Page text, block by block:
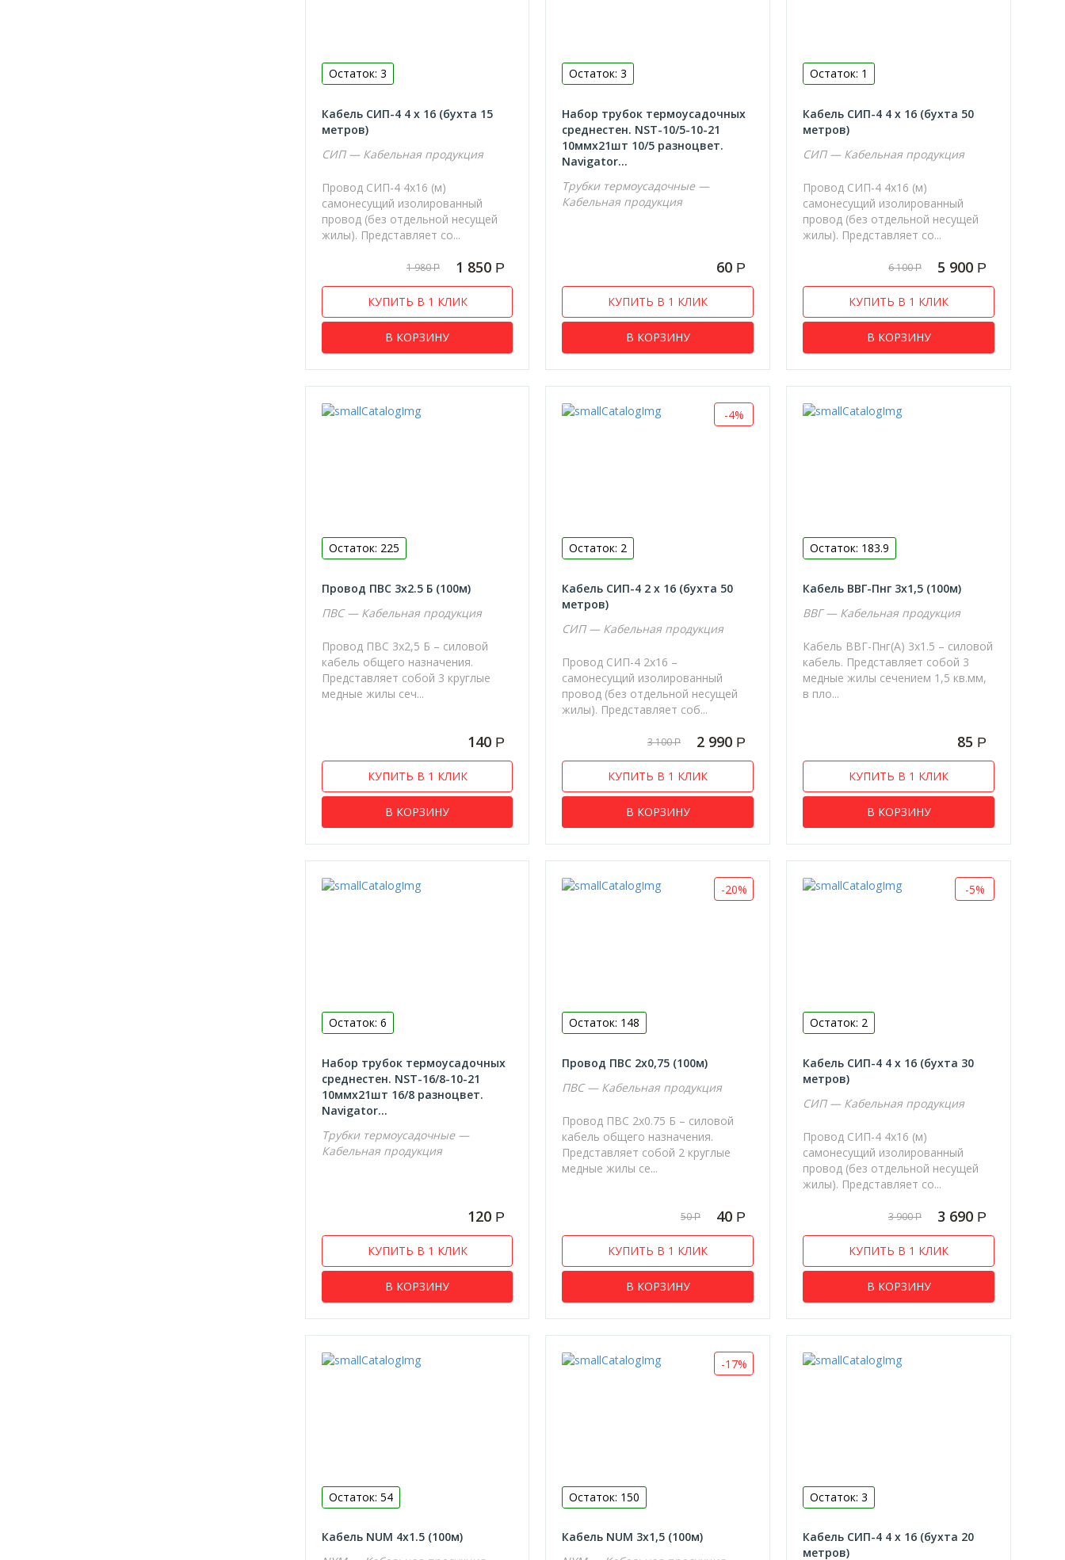
Остаток: 3
Кабель СИП-4 4 х 16 (бухта 15
метров)
СИП — Кабельная продукция
Провод СИП-4 4х16 (м)
самонесущий изолированный
провод (без отдельной несущей
жилы). Представляет со...
1 980Р 1 850 Р
КУПИТЬ В 1 КЛИК
В КОРЗИНУ
Остаток: 3
Набор трубок термоусадочных
среднестен. NST-10/5-10-21
10ммх21шт 10/5 разноцвет.
Navigator...
Трубки термоусадочные —
Кабельная продукция
60 Р
КУПИТЬ В 1 КЛИК
В КОРЗИНУ
Остаток: 1
Кабель СИП-4 4 х 16 (бухта 50
метров)
СИП — Кабельная продукция
Провод СИП-4 4х16 (м)
самонесущий изолированный
провод (без отдельной несущей
жилы). Представляет со...
6 100Р 5 900 Р
КУПИТЬ В 1 КЛИК
В КОРЗИНУ
Остаток: 225
Провод ПВС 3х2.5 Б (100м)
ПВС — Кабельная продукция
Провод ПВС 3х2,5 Б – силовой
кабель общего назначения.
Представляет собой 3 круглые
медные жилы сеч...
140 Р
КУПИТЬ В 1 КЛИК
В КОРЗИНУ
-4%
Остаток: 2
Кабель СИП-4 2 х 16 (бухта 50
метров)
СИП — Кабельная продукция
Провод СИП-4 2х16 –
самонесущий изолированный
провод (без отдельной несущей
жилы). Представляет соб...
3 100Р 2 990 Р
КУПИТЬ В 1 КЛИК
В КОРЗИНУ
Остаток: 183.9
Кабель ВВГ-Пнг 3х1,5 (100м)
ВВГ — Кабельная продукция
Кабель ВВГ-Пнг(А) 3х1.5 – силовой
кабель. Представляет собой 3
медные жилы сечением 1,5 кв.мм,
в пло...
85 Р
КУПИТЬ В 1 КЛИК
В КОРЗИНУ
Остаток: 6
Набор трубок термоусадочных
среднестен. NST-16/8-10-21
10ммх21шт 16/8 разноцвет.
Navigator...
Трубки термоусадочные —
Кабельная продукция
120 Р
КУПИТЬ В 1 КЛИК
В КОРЗИНУ
-20%
Остаток: 148
Провод ПВС 2х0,75 (100м)
ПВС — Кабельная продукция
Провод ПВС 2х0.75 Б – силовой
кабель общего назначения.
Представляет собой 2 круглые
медные жилы се...
50Р 40 Р
КУПИТЬ В 1 КЛИК
В КОРЗИНУ
-5%
Остаток: 2
Кабель СИП-4 4 х 16 (бухта 30
метров)
СИП — Кабельная продукция
Провод СИП-4 4х16 (м)
самонесущий изолированный
провод (без отдельной несущей
жилы). Представляет со...
3 900Р 3 690 Р
КУПИТЬ В 1 КЛИК
В КОРЗИНУ
Остаток: 54
Кабель NUM 4х1.5 (100м)
-17%
Остаток: 150
Кабель NUM 3х1,5 (100м)
Остаток: 3
Кабель СИП-4 4 х 16 (бухта 20
метров)